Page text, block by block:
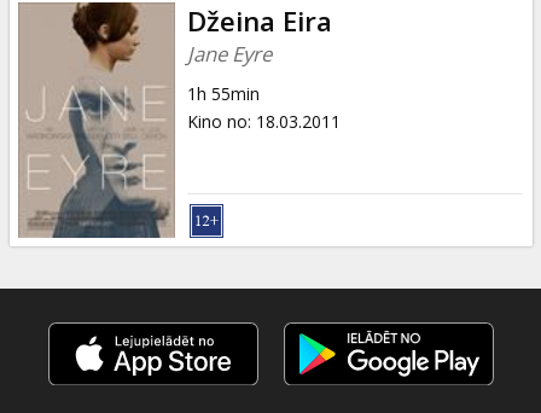
Ziņas
Dāvanu
kartes
Uzkodas
B2B
Kino
Klubs
Džeina Eira
Jane Eyre
1h 55min
Kino no: 18.03.2011